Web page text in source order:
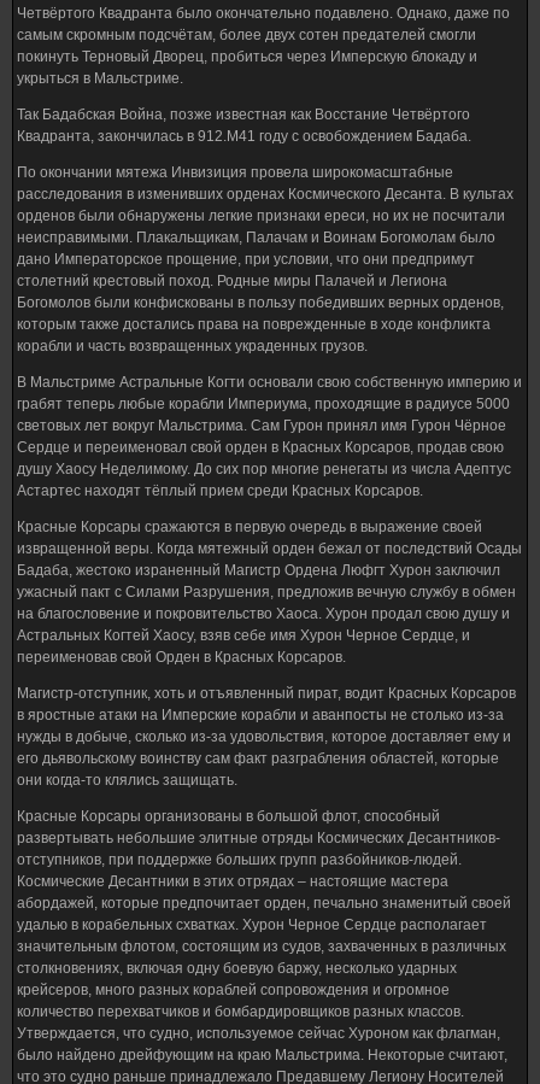
Четвёртого Квадранта было окончательно подавлено. Однако, даже по
самым скромным подсчётам, более двух сотен предателей смогли
покинуть Терновый Дворец, пробиться через Имперскую блокаду и
укрыться в Мальстриме.
Так Бадабская Война, позже известная как Восстание Четвёртого
Квадранта, закончилась в 912.M41 году с освобождением Бадаба.
По окончании мятежа Инвизиция провела широкомасштабные
расследования в изменивших орденах Космического Десанта. В культах
орденов были обнаружены легкие признаки ереси, но их не посчитали
неисправимыми. Плакальщикам, Палачам и Воинам Богомолам было
дано Императорское прощение, при условии, что они предпримут
столетний крестовый поход. Родные миры Палачей и Легиона
Богомолов были конфискованы в пользу победивших верных орденов,
которым также достались права на поврежденные в ходе конфликта
корабли и часть возвращенных украденных грузов.
В Мальстриме Астральные Когти основали свою собственную империю и
грабят теперь любые корабли Империума, проходящие в радиусе 5000
световых лет вокруг Мальстрима. Сам Гурон принял имя Гурон Чёрное
Сердце и переименовал свой орден в Красных Корсаров, продав свою
душу Хаосу Неделимому. До сих пор многие ренегаты из числа Адептус
Астартес находят тёплый прием среди Красных Корсаров.
Красные Корсары сражаются в первую очередь в выражение своей
извращенной веры. Когда мятежный орден бежал от последствий Осады
Бадаба, жестоко израненный Магистр Ордена Люфгт Хурон заключил
ужасный пакт с Силами Разрушения, предложив вечную службу в обмен
на благословение и покровительство Хаоса. Хурон продал свою душу и
Астральных Когтей Хаосу, взяв себе имя Хурон Черное Сердце, и
переименовав свой Орден в Красных Корсаров.
Магистр-отступник, хоть и отъявленный пират, водит Красных Корсаров
в яростные атаки на Имперские корабли и аванпосты не столько из-за
нужды в добыче, сколько из-за удовольствия, которое доставляет ему и
его дьявольскому воинству сам факт разграбления областей, которые
они когда-то клялись защищать.
Красные Корсары организованы в большой флот, способный
развертывать небольшие элитные отряды Космических Десантников-
отступников, при поддержке больших групп разбойников-людей.
Космические Десантники в этих отрядах – настоящие мастера
абордажей, которые предпочитает орден, печально знаменитый своей
удалью в корабельных схватках. Хурон Черное Сердце располагает
значительным флотом, состоящим из судов, захваченных в различных
столкновениях, включая одну боевую баржу, несколько ударных
крейсеров, много разных кораблей сопровождения и огромное
количество перехватчиков и бомбардировщиков разных классов.
Утверждается, что судно, используемое сейчас Хуроном как флагман,
было найдено дрейфующим на краю Мальстрима. Некоторые считают,
что это судно раньше принадлежало Предавшему Легиону Носителей